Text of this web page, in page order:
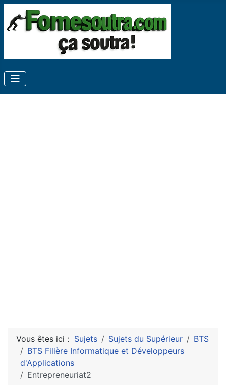
Vous êtes ici : Sujets Sujets du Supérieur
BTS
BTS Filière Informatique et Développeurs
d'Applications
Entrepreneuriat2